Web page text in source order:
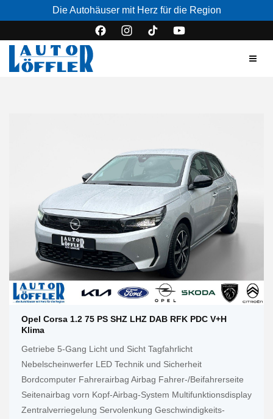
Die Autohäuser mit Herz für die Region
Opel Corsa 1.2 75 PS SHZ LHZ DAB RFK PDC V+h
Klima
Getriebe 5-Gang Licht und Sicht Tagfahrlicht
Nebelscheinwerfer LED Technik und Sicherheit
Bordcomputer Fahrerairbag Airbag Fahrer-/Beifahrerseite
Seitenairbag vorn Kopf-Airbag-System Multifunktionsdisplay
Zentralverriegelung Servolenkung Geschwindigkeits-